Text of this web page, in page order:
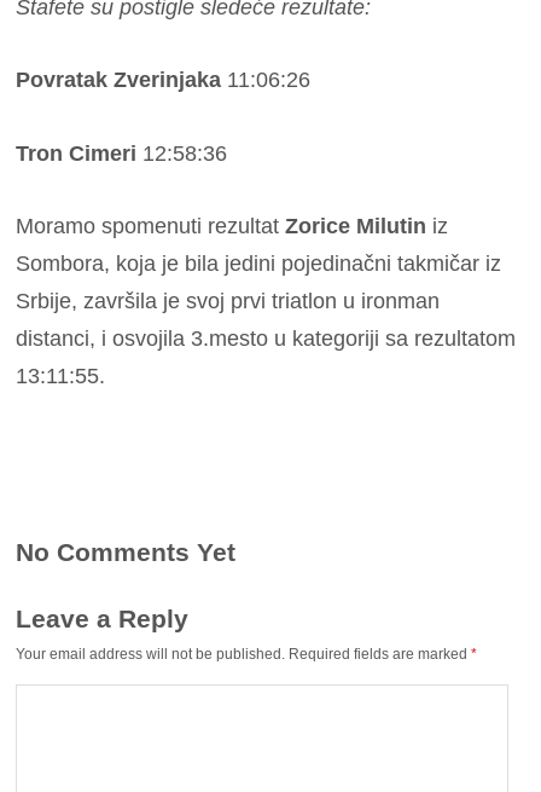
Štafete su postigle sledeće rezultate:
Povratak Zverinjaka 11:06:26
Tron Cimeri 12:58:36
Moramo spomenuti rezultatZorice Milutin iz
Sombora, koja je bila jedini pojedinačni takmičar iz
Srbije, završila je svoj prvi triatlon u ironman
distanci, i osvojila 3.mesto u kategoriji sa rezultatom
13:11:55.
No Comments Yet
Leave a Reply
Your email address will not be published. Required fields are marked*